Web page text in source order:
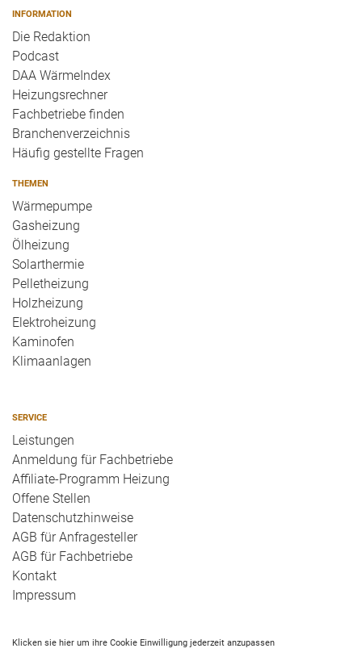
INFORMATION
Die Redaktion
Podcast
DAA WärmeIndex
Heizungsrechner
Fachbetriebe finden
Branchenverzeichnis
Häufig gestellte Fragen
THEMEN
Wärmepumpe
Gasheizung
Ölheizung
Solarthermie
Pelletheizung
Holzheizung
Elektroheizung
Kaminofen
Klimaanlagen
SERVICE
Leistungen
Anmeldung für Fachbetriebe
Affiliate-Programm Heizung
Offene Stellen
Datenschutzhinweise
AGB für Anfragesteller
AGB für Fachbetriebe
Kontakt
Impressum
Klicken sie hier um ihre Cookie Einwilligung jederzeit anzupassen